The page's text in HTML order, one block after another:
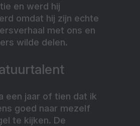
en werd hij
omdat hij zijn echte
met ons en
wilde delen.
een jaar of tien dat ik
goed naar mezelf
te kijken. De